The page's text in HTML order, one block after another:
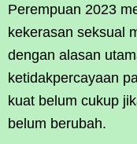
Perempuan 2023
kekerasan seksual
dengan alasan
ketidakpercayaan
kuat belum cukup
belum berubah.